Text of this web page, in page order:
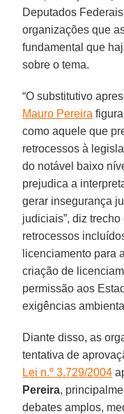
Deputados
organizações que
fundamental que
sobre o tema.
“O substitutivo
Mauro Pereira
como aquele que
retrocessos à
do notável baixo
prejudica a
gerar insegurança
judiciais”, diz
retrocessos
licenciamento para
criação de
permissão aos
exigências
Diante disso, as
tentativa de
Lei n.º 3.729/2004
Pereira,
debates amplos,